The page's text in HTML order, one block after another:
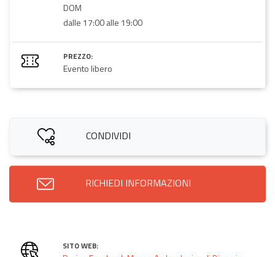
DOM
dalle 17:00 alle 19:00
PREZZO:
Evento libero
CONDIVIDI
RICHIEDI INFORMAZIONI
SITO WEB: